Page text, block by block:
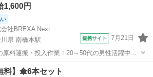
1,600円
い
社BREXA Next
県 南橋本駅
提携サイト 7月21日
原料運搬・投入作業！20～50代の男性活躍中★
任旅費会社負担！年間休日130日★フォークリフ
躍中！就業先食堂利用可★《神奈川県相模原
南橋本駅 その他
料】傘6本セット